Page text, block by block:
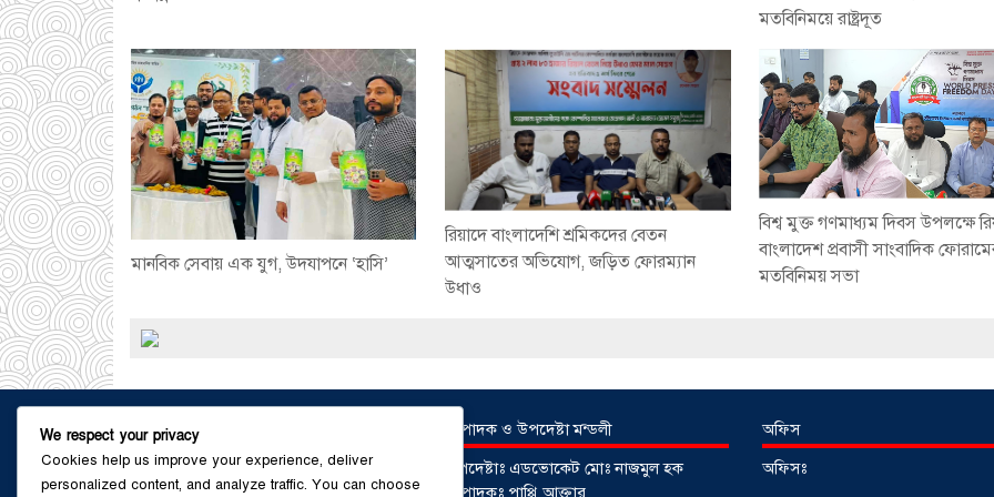
মতবিনিময়ে রাষ্ট্রদূত
মানবিক সেবায় এক যুগ, উদযাপনে ‘হাসি’
রিয়াদে বাংলাদেশি শ্রমিকদের বেতন
আত্মসাতের অভিযোগ, জড়িত ফোরম্যান
উধাও
বিশ্ব মুক্ত গণমাধ্যম দিবস উপলক্ষে
বাংলাদেশ প্রবাসী সাংবাদিক
মতবিনিময় সভা
সম্পাদক ও উপদেষ্টা মন্ডলী
উপদেষ্টাঃ এডভোকেট মোঃ নাজমুল হক
অফিস
অফিসঃ
We respect your privacy
Cookies help us improve your experience, deliver
personalized content, and analyze traffic. You can choose